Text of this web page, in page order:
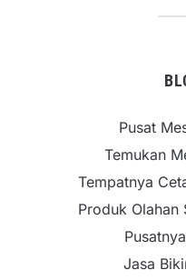
Pusat
Temukan
Tempatnya
Produk Olahan
Jasa